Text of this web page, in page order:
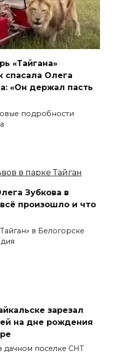
«Тайгана»
спасала Олега
«Он держал пасть
подробности
Зубкова в
всё произошло и что
в Белогорске
зарезал
на дне рождения
дачном поселке СНТ